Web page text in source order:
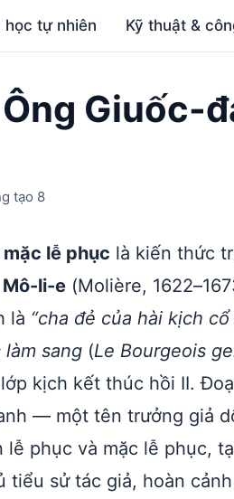
học tự nhiên Kỹ thuật &
Giuốc-
tạo 8
lễ phục là kiến thức
Mô-li-e (Molière,
là “cha đẻ của hài kịch
làm sang (Le Bourgeois
kịch kết thúc hồi II.
— một tên trưởng giả
phục và mặc lễ phục,
tiểu sử tác giả, hoàn